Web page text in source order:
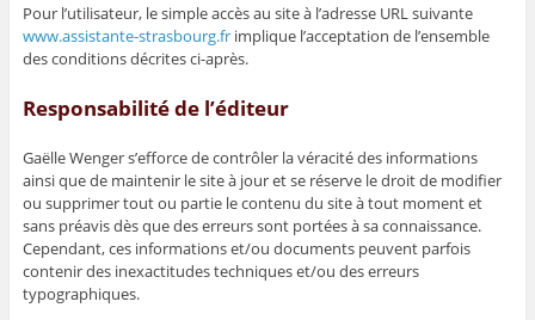
Pour l’utilisateur, le simple accès au site à l’adresse URL suivante
www.assistante-strasbourg.frimplique l’acceptation de l’ensemble
des conditions décrites ci-après.
Responsabilité de l’éditeur
Gaëlle Wenger s’efforce de contrôler la véracité des informations
ainsi que de maintenir le site à jour et se réserve le droit de modifier
ou supprimer tout ou partie le contenu du site à tout moment et
sans préavis dès que des erreurs sont portées à sa connaissance.
Cependant, ces informations et/ou documents peuvent parfois
contenir des inexactitudes techniques et/ou des erreurs
typographiques.